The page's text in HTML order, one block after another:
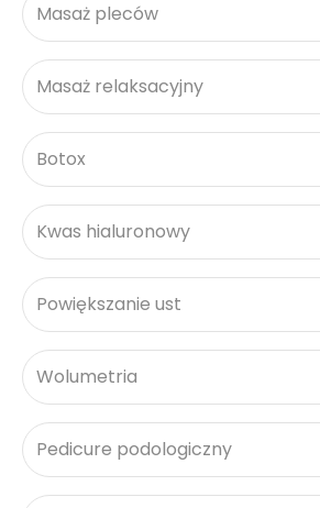
Masaż pleców
Masaż relaksacyjny
Botox
Kwas hialuronowy
Powiększanie ust
Wolumetria
Pedicure podologiczny